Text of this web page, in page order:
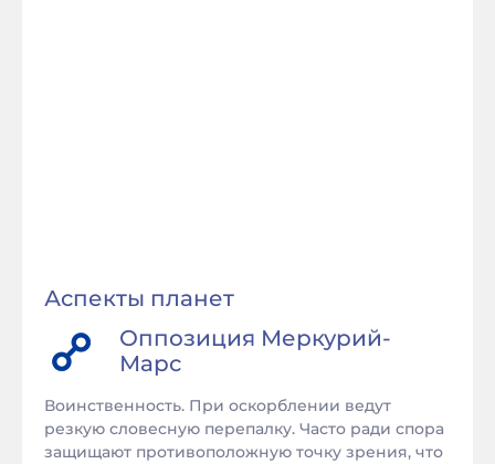
Аспекты планет
Оппозиция Меркурий-
Марс
Воинственность. При оскорблении ведут
резкую словесную перепалку. Часто ради спора
защищают противоположную точку зрения, что